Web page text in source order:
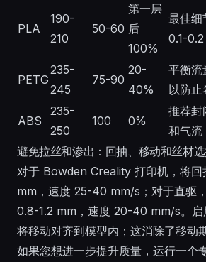
PLA
190-
210
50-60
第一层
后
100%
最佳细
0.1-
PETG
235-
245
75-90
20-
40%
平衡流
以防止
ABS
235-
250
100 0%
推荐封
和气流
避免拉丝和渗出：回抽、移动和丝材
对于 Bowden Creality 打印机，将
mm，速度 25-40 mm/s；对于直驱
0.8-1.2 mm，速度 20-40 mm/s。启
将移动对齐到模型内；这消除了移动
如果您想进一步提升质量，运行一个